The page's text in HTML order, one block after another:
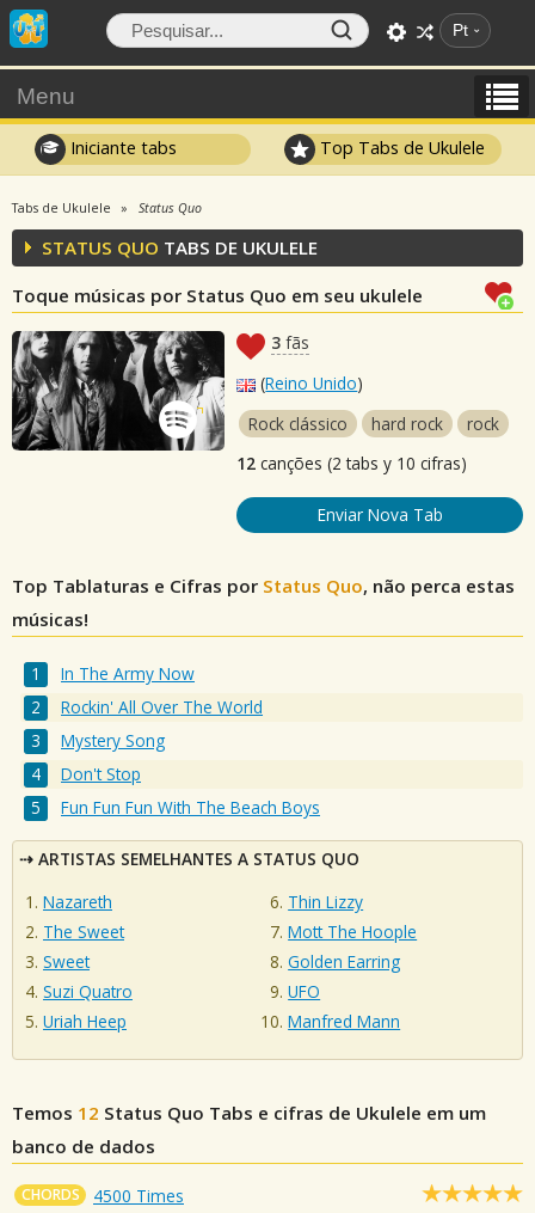
Pt
Menu
Iniciante tabs Top Tabs de Ukulele
Tabs de Ukulele Status Quo
STATUS QUO TABS DE UKULELE
Toque músicas por Status Quo em seu ukulele
3 fãs
(Reino Unido)
Rock clássico
hard rock
rock
12 canções (2 tabs y 10 cifras)
Enviar Nova Tab
Top Tablaturas e Cifras por Status Quo, não perca estas
músicas!
In The Army Now
Rockin' All Over The World
Mystery Song
Don't Stop
Fun Fun Fun With The Beach Boys
ARTISTAS SEMELHANTES A STATUS QUO
Nazareth
The Sweet
Sweet
Suzi Quatro
Uriah Heep
Thin Lizzy
Mott The Hoople
Golden Earring
UFO
Manfred Mann
Temos 12 Status Quo Tabs e cifras de Ukulele em um
banco de dados
CHORDS 4500 Times